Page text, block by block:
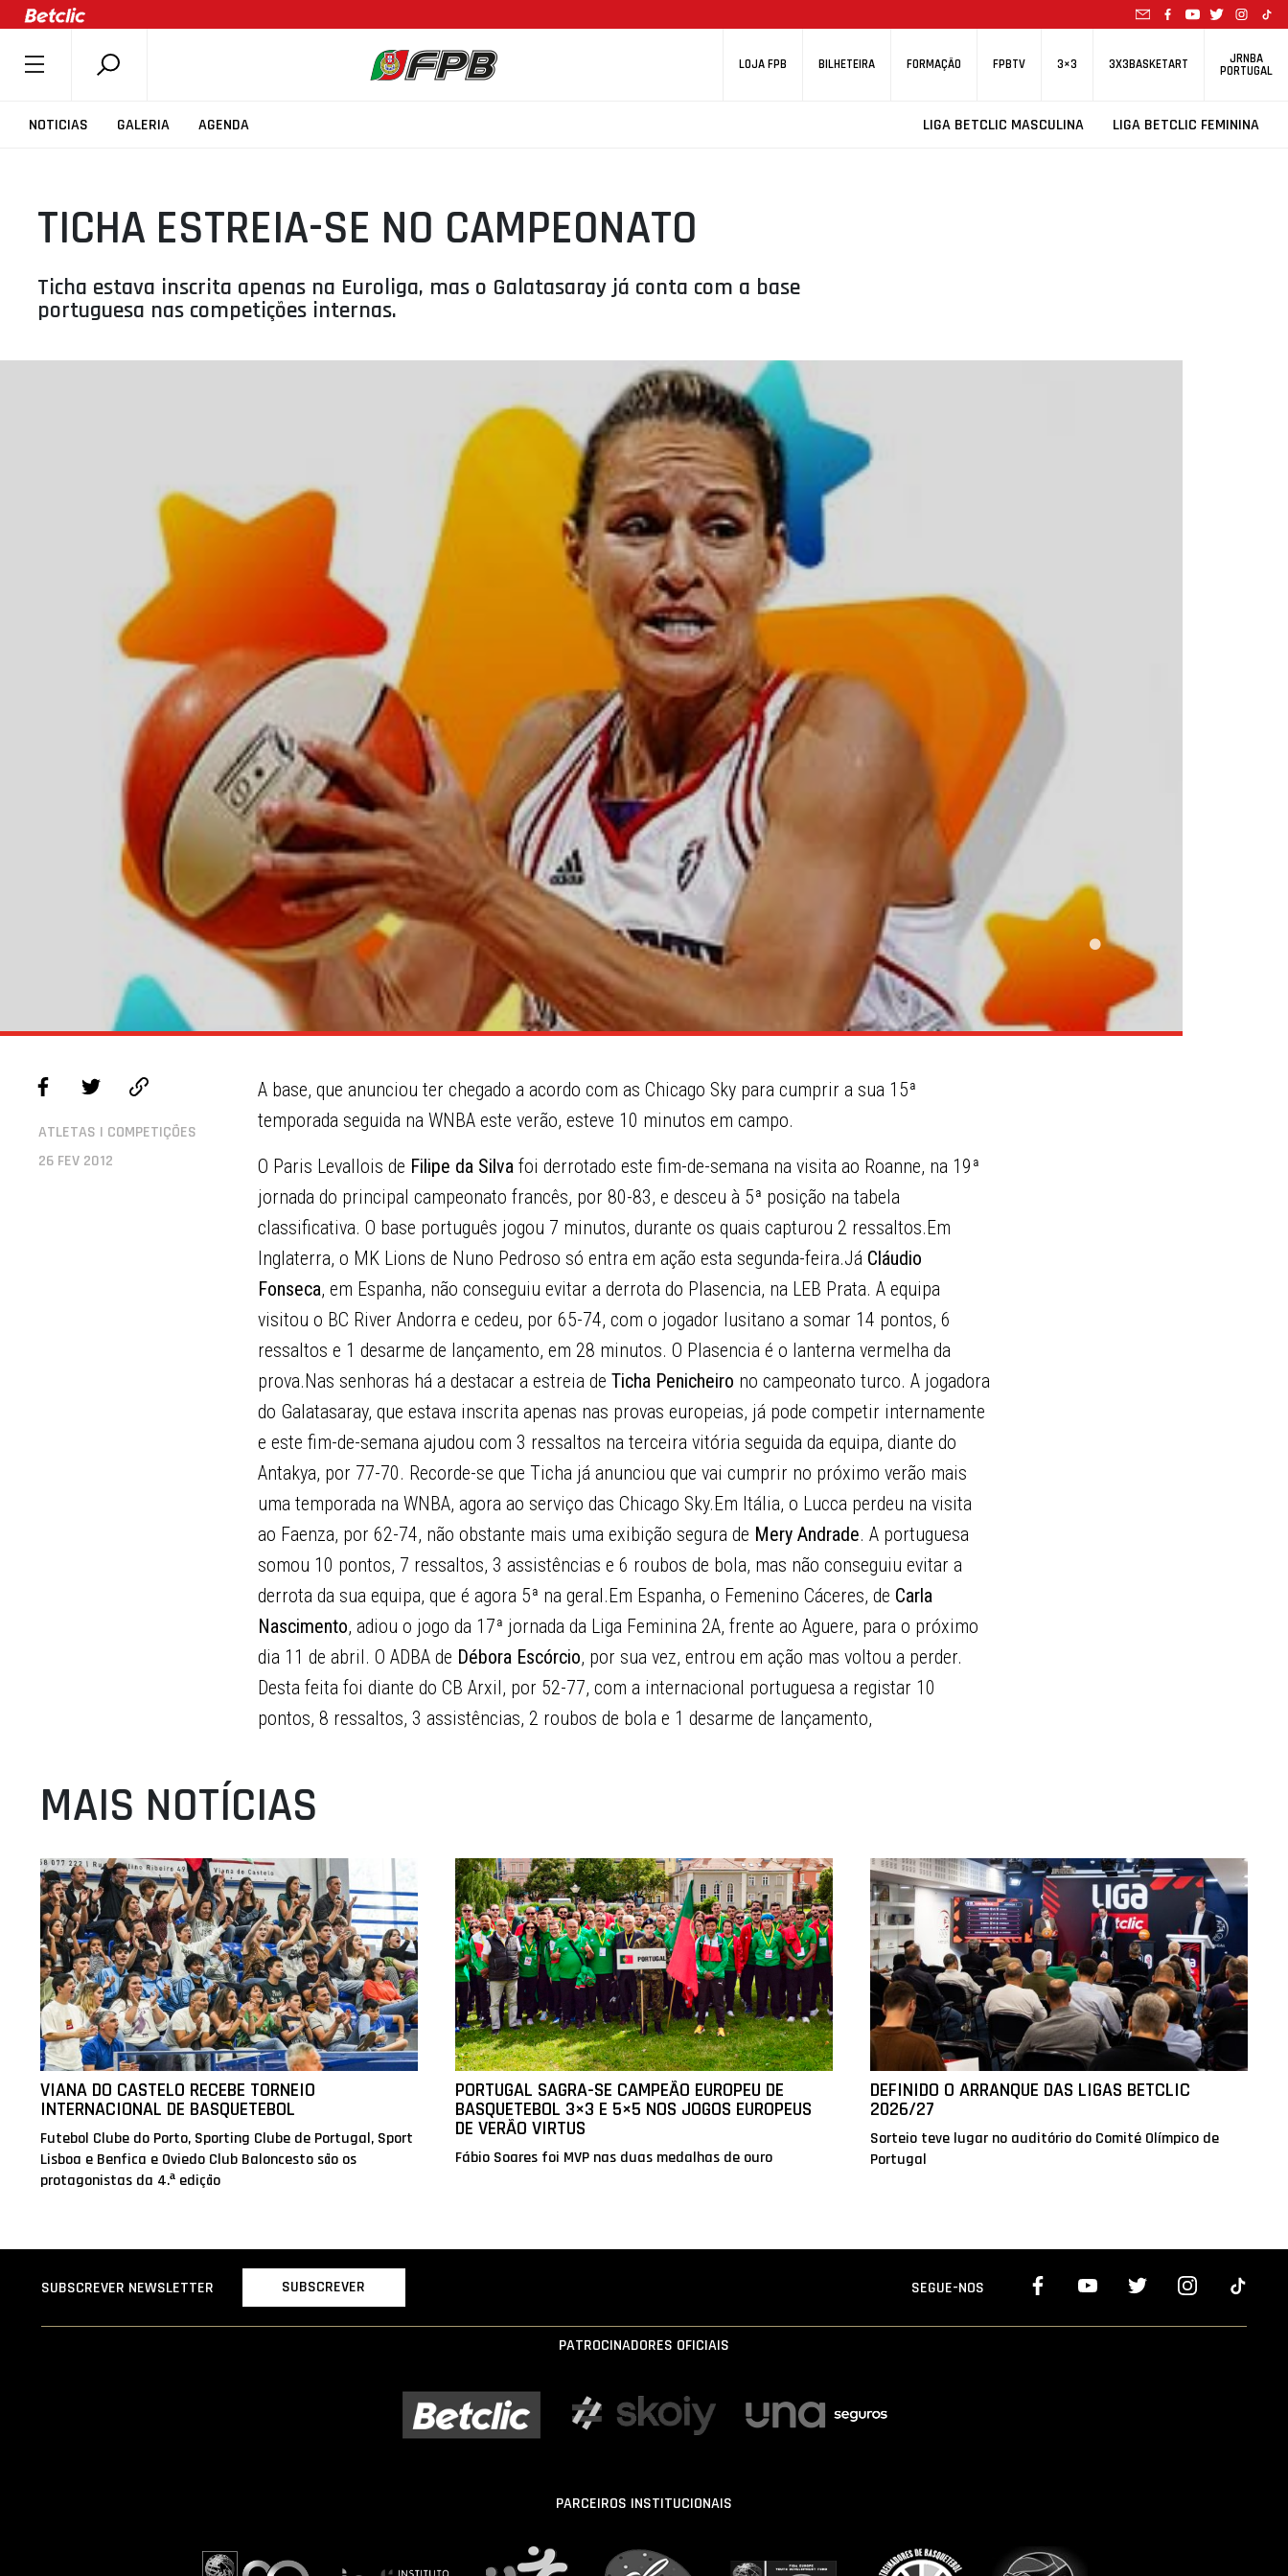
LOJA FPB BILHETEIRA FORMAÇÃO FPBTV 3×3 3X3BASKETART JRNBA
PORTUGAL
NOTICIAS GALERIA AGENDA LIGA BETCLIC MASCULINA LIGA BETCLIC FEMININA
SOBRE A FPB
COMPETIÇÕES
ASSOCIAÇÕES
CLUBES
AGENTES
AGENDA
PROJETOS
TICHA ESTREIA-SE NO CAMPEONATO
Ticha estava inscrita apenas na Euroliga, mas o Galatasaray já conta com a base
portuguesa nas competições internas.
ATLETAS | COMPETIÇÕES
26 FEV 2012
A base, que anunciou ter chegado a acordo com as Chicago Sky para cumprir a sua 15ª
temporada seguida na WNBA este verão, esteve 10 minutos em campo.
O Paris Levallois de Filipe da Silva foi derrotado este fim-de-semana na visita ao Roanne, na 19ª
jornada do principal campeonato francês, por 80-83, e desceu à 5ª posição na tabela
classificativa. O base português jogou 7 minutos, durante os quais capturou 2 ressaltos.Em
Inglaterra, o MK Lions de Nuno Pedroso só entra em ação esta segunda-feira.Já Cláudio
Fonseca, em Espanha, não conseguiu evitar a derrota do Plasencia, na LEB Prata. A equipa
visitou o BC River Andorra e cedeu, por 65-74, com o jogador lusitano a somar 14 pontos, 6
ressaltos e 1 desarme de lançamento, em 28 minutos. O Plasencia é o lanterna vermelha da
prova.Nas senhoras há a destacar a estreia de Ticha Penicheiro no campeonato turco. A jogadora
do Galatasaray, que estava inscrita apenas nas provas europeias, já pode competir internamente
e este fim-de-semana ajudou com 3 ressaltos na terceira vitória seguida da equipa, diante do
Antakya, por 77-70. Recorde-se que Ticha já anunciou que vai cumprir no próximo verão mais
uma temporada na WNBA, agora ao serviço das Chicago Sky.Em Itália, o Lucca perdeu na visita
ao Faenza, por 62-74, não obstante mais uma exibição segura de Mery Andrade. A portuguesa
somou 10 pontos, 7 ressaltos, 3 assistências e 6 roubos de bola, mas não conseguiu evitar a
derrota da sua equipa, que é agora 5ª na geral.Em Espanha, o Femenino Cáceres, de Carla
Nascimento, adiou o jogo da 17ª jornada da Liga Feminina 2A, frente ao Aguere, para o próximo
dia 11 de abril. O ADBA de Débora Escórcio, por sua vez, entrou em ação mas voltou a perder.
Desta feita foi diante do CB Arxil, por 52-77, com a internacional portuguesa a registar 10
pontos, 8 ressaltos, 3 assistências, 2 roubos de bola e 1 desarme de lançamento,
MAIS NOTÍCIAS
VIANA DO CASTELO RECEBE TORNEIO
INTERNACIONAL DE BASQUETEBOL
Futebol Clube do Porto, Sporting Clube de Portugal, Sport
Lisboa e Benfica e Oviedo Club Baloncesto são os
protagonistas da 4.ª edição
PORTUGAL SAGRA-SE CAMPEÃO EUROPEU DE
BASQUETEBOL 3×3 E 5×5 NOS JOGOS EUROPEUS
DE VERÃO VIRTUS
Fábio Soares foi MVP nas duas medalhas de ouro
DEFINIDO O ARRANQUE DAS LIGAS BETCLIC
2026/27
Sorteio teve lugar no auditório do Comité Olímpico de
Portugal
SUBSCREVER NEWSLETTER SUBSCREVER SEGUE-NOS
PATROCINADORES OFICIAIS
PARCEIROS INSTITUCIONAIS